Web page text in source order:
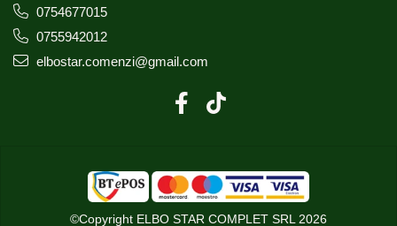
0754677015
0755942012
elbostar.comenzi@gmail.com
©Copyright ELBO STAR COMPLET SRL 2026